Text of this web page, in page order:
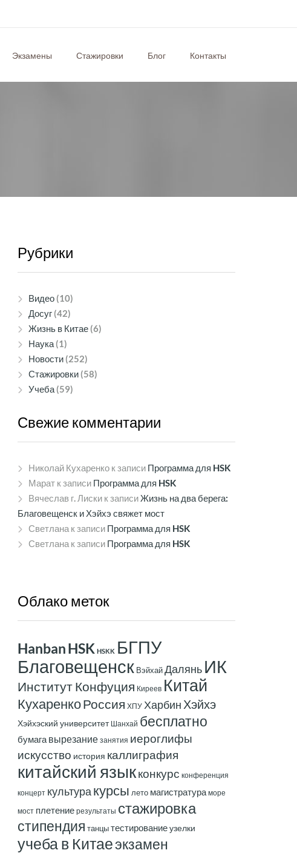
Экзамены Стажировки Блог Контакты
Рубрики
Видео (10)
Досуг (42)
Жизнь в Китае (6)
Наука (1)
Новости (252)
Стажировки (58)
Учеба (59)
Свежие комментарии
Николай Кухаренко к записи Программа для HSK
Марат к записи Программа для HSK
Вячеслав г. Лиски к записиЖизнь на два берега:
Благовещенск и Хэйхэ свяжет мост
Светлана к записи Программа для HSK
Светлана к записи Программа для HSK
Облако меток
HanbanHSK HSKK БГПУ
Благовещенск ВэйхайДалянь ИК
Институт Конфуция Киреев Китай
КухаренкоРоссия ХПУ Харбин Хэйхэ
Хэйхэский университет Шанхай бесплатно
бумага вырезание занятия иероглифы
искусство история каллиграфия
китайский языкконкурс конференция
концерт культура курсы лето магистратура море
мост плетение результаты стажировка
стипендия танцытестированиеузелки
учеба в Китаеэкзамен